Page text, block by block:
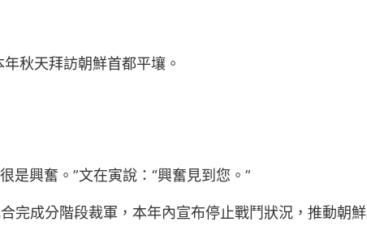
秋天拜訪朝鮮首都平壤。
是興奮。”文在寅說：“興奮見到您。”
完成分階段裁軍，本年內宣布停止戰鬥狀況，推動朝